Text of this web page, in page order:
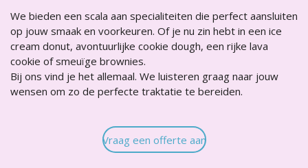
We bieden een scala aan specialiteiten die perfect aansluiten
op jouw smaak en voorkeuren. Of je nu zin hebt in een ice
cream donut, avontuurlijke cookie dough, een rijke lava
cookie of smeuïge brownies.
Bij ons vind je het allemaal. We luisteren graag naar jouw
wensen om zo de perfecte traktatie te bereiden.
Vraag een offerte aan